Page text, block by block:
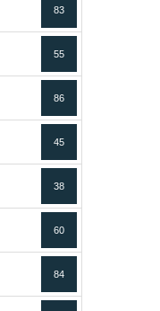
83
55
86
45
38
60
84